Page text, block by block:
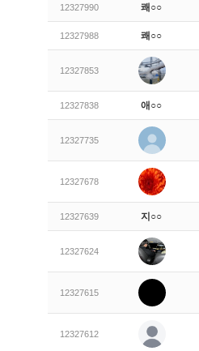
12327990 쾌○○
12327988 쾌○○
12327853
12327838 애○○
12327735
12327678
12327639 지○○
12327624
12327615
12327612